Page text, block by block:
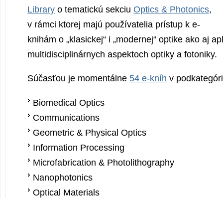
Library o tematickú sekciu Optics & Photonics,
v rámci ktorej majú používatelia prístup k e-
knihám o „klasickej“ i „modernej“ optike ako aj
multidiscipli­nárnych aspektoch optiky a fotoniky.
Súčasťou je momentálne 54 e-kníh v
Biomedical Optics
Communications
Geometric & Physical Optics
Information Processing
Microfabrication & Photolithography
Nanophotonics
Optical Materials